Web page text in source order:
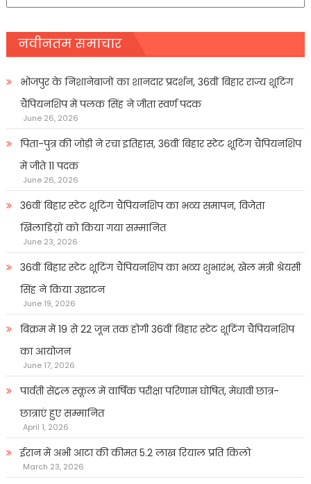
नवीनतम समाचार
भोजपुर के निशानेबाजों का शानदार प्रदर्शन, 36वीं बिहार राज्य शूटिंग
चैंपियनशिप में पलक सिंह ने जीता स्वर्ण पदक
June 26, 2026
पिता-पुत्र की जोड़ी ने रचा इतिहास, 36वीं बिहार स्टेट शूटिंग चैंपियनशिप
में जीते 11 पदक
June 26, 2026
36वीं बिहार स्टेट शूटिंग चैंपियनशिप का भव्य समापन, विजेता
खिलाडिय़ों को किया गया सम्मानित
June 23, 2026
36वीं बिहार स्टेट शूटिंग चैंपियनशिप का भव्य शुभारंभ, खेल मंत्री श्रेयसी
सिंह ने किया उद्घाटन
June 19, 2026
बिक्रम में 19 से 22 जून तक होगी 36वीं बिहार स्टेट शूटिंग चैंपियनशिप
का आयोजन
June 17, 2026
पार्वती सेंट्रल स्कूल में वार्षिक परीक्षा परिणाम घोषित, मेधावी छात्र-
छात्राएं हुए सम्मानित
April 1, 2026
ईरान में अभी आटा की कीमत 5.2 लाख रियाल प्रति किलो
March 23, 2026